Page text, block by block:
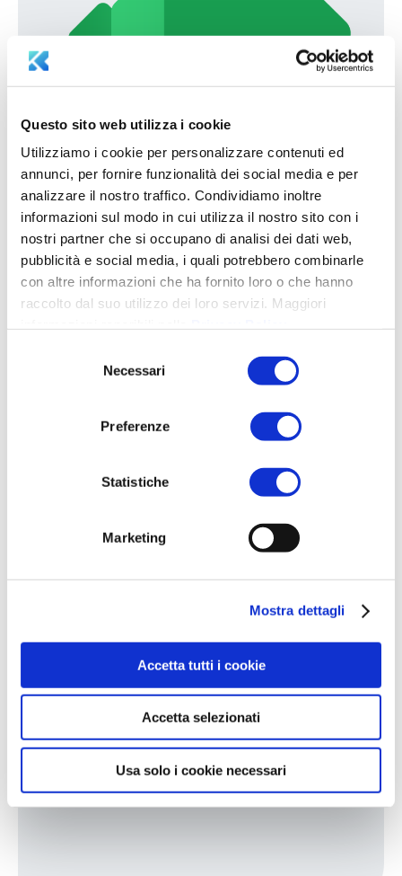
Questo sito web utilizza i cookie
Utilizziamo i cookie per personalizzare contenuti ed
annunci, per fornire funzionalità dei social media e per
analizzare il nostro traffico. Condividiamo inoltre
informazioni sul modo in cui utilizza il nostro sito con i
nostri partner che si occupano di analisi dei dati web,
pubblicità e social media, i quali potrebbero combinarle
con altre informazioni che ha fornito loro o che hanno
raccolto dal suo utilizzo dei loro servizi. Maggiori
Necessari
Preferenze
Statistiche
Marketing
Mostra dettagli
Accetta tutti i cookie
Accetta selezionati
Usa solo i cookie necessari
Fa crescere il valore del tuo business
Costantemente aggiornato su nuove norme e certificazioni, ti
aiuta di essere sempre in linea con i criteri ESG, valorizzando i
a cui è possibile accedere per aumentare la tua